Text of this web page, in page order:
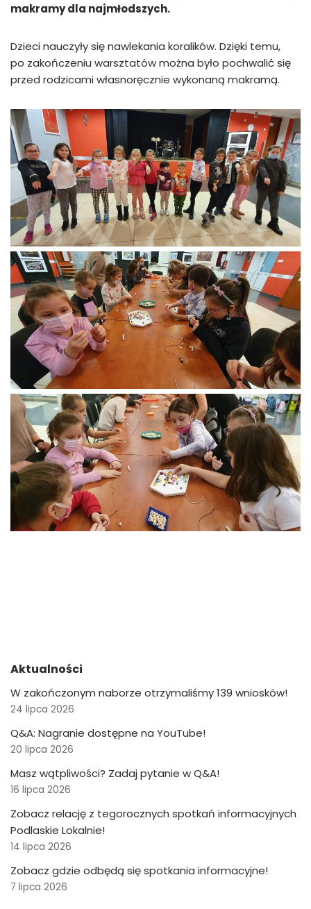
makramy dla najmłodszych.
Dzieci nauczyły się nawlekania koralików. Dzięki temu,
po zakończeniu warsztatów można było pochwalić się
przed rodzicami własnoręcznie wykonaną makramą.
Aktualności
W zakończonym naborze otrzymaliśmy 139 wniosków!
24 lipca 2026
Q&A: Nagranie dostępne na YouTube!
20 lipca 2026
Masz wątpliwości? Zadaj pytanie w Q&A!
16 lipca 2026
Zobacz relację z tegorocznych spotkań informacyjnych
Podlaskie Lokalnie!
14 lipca 2026
Zobacz gdzie odbędą się spotkania informacyjne!
7 lipca 2026